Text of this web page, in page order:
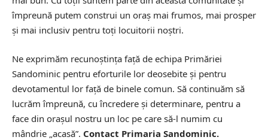
împreună putem construi un oraș mai frumos, mai prosper
și mai inclusiv pentru toți locuitorii noștri.
Ne exprimăm recunoștința față de echipa Primăriei
Sandominic pentru eforturile lor deosebite și pentru
devotamentul lor față de binele comun. Să continuăm să
lucrăm împreună, cu încredere și determinare, pentru a
face din orașul nostru un loc pe care să-l numim cu
mândrie „acasă”. Contact Primaria Sandominic.